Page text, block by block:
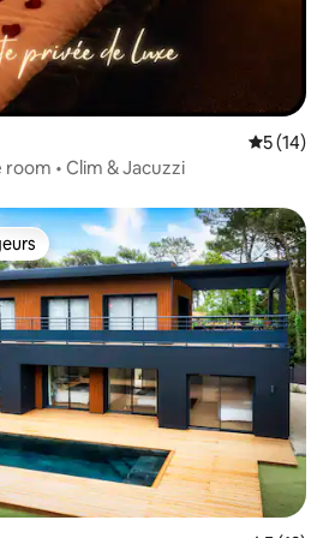
5 (14)
• Clim & Jacuzzi